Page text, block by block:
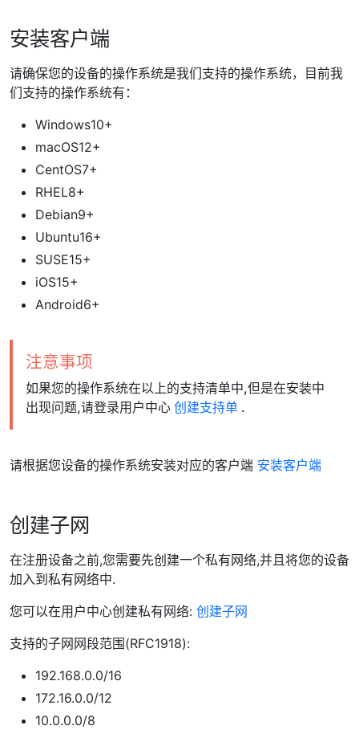
安装客户端
请确保您的设备的操作系统是我们支持的操作系统，目前我
们支持的操作系统有：
Windows10+
macOS12+
CentOS7+
RHEL8+
Debian9+
Ubuntu16+
SUSE15+
iOS15+
Android6+
注意事项
如果您的操作系统在以上的支持清单中,但是在安装中
出现问题,请登录用户中心 创建支持单 .
请根据您设备的操作系统安装对应的客户端 安装客户端
创建子网
在注册设备之前,您需要先创建一个私有网络,并且将您的设备
加入到私有网络中.
您可以在用户中心创建私有网络: 创建子网
支持的子网网段范围(RFC1918):
192.168.0.0/16
172.16.0.0/12
10.0.0.0/8